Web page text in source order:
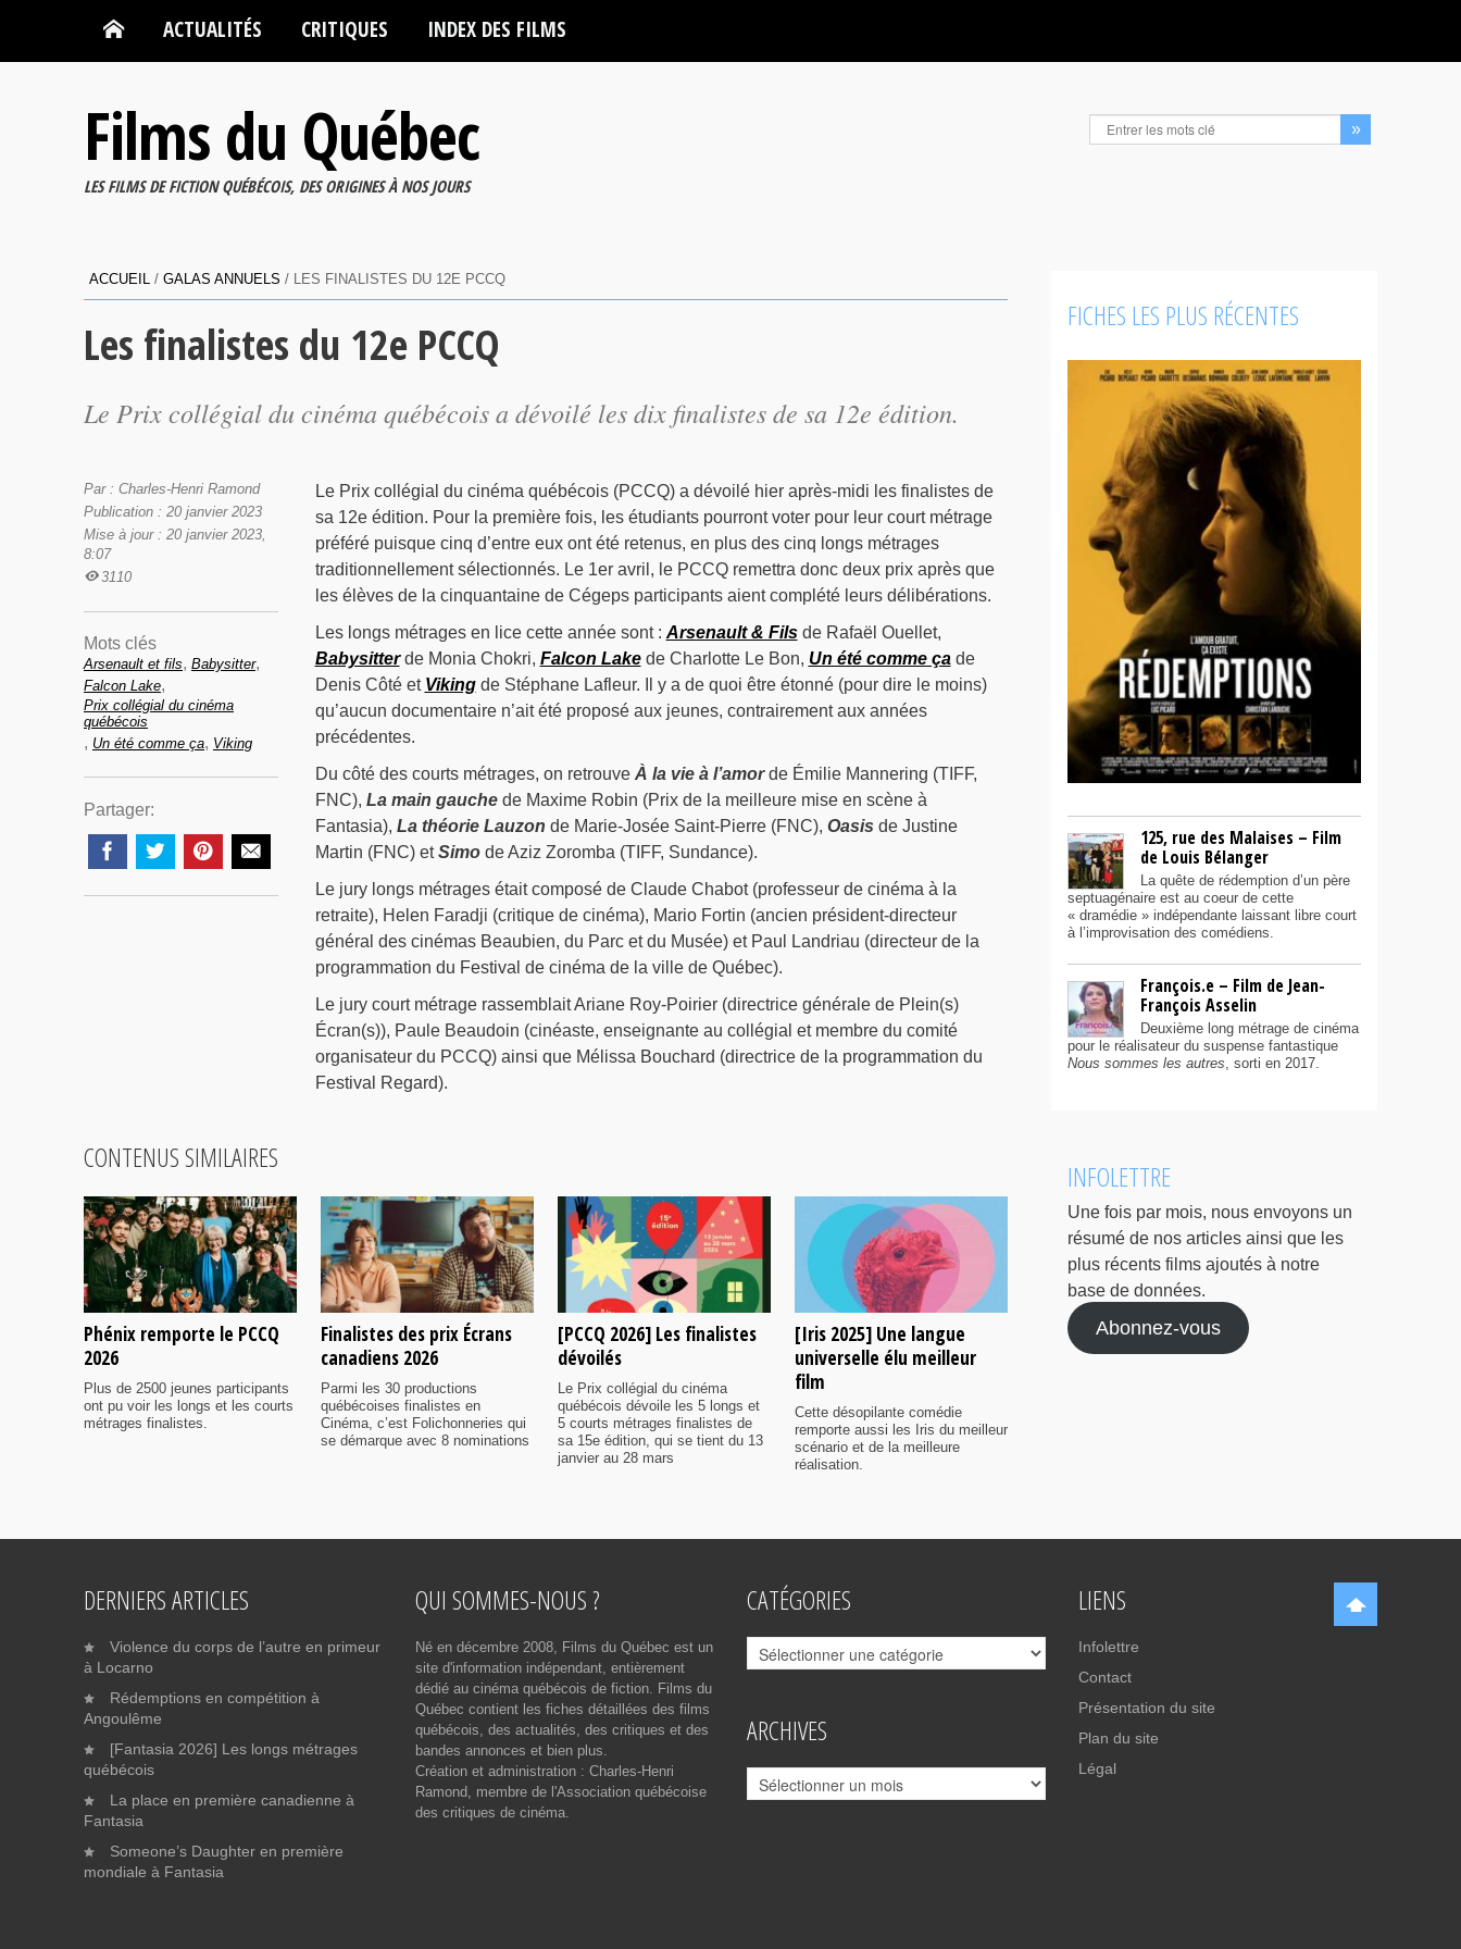
ACTUALITÉS CRITIQUES INDEX DES FILMS
Films du Québec
LES FILMS DE FICTION QUÉBÉCOIS, DES ORIGINES À NOS JOURS
ACCUEIL / GALAS ANNUELS / LES FINALISTES DU 12E PCCQ
Les finalistes du 12e PCCQ
Le Prix collégial du cinéma québécois a dévoilé les dix finalistes de sa 12e édition.
Le Prix collégial du cinéma québécois (PCCQ) a dévoilé hier après-midi les finalistes de
sa 12e édition. Pour la première fois, les étudiants pourront voter pour leur court métrage
préféré puisque cinq d’entre eux ont été retenus, en plus des cinq longs métrages
traditionnellement sélectionnés. Le 1er avril, le PCCQ remettra donc deux prix après que
les élèves de la cinquantaine de Cégeps participants aient complété leurs délibérations.
Les longs métrages en lice cette année sont : Arsenault & Filsde Rafaël Ouellet,
Babysitterde Monia Chokri, Falcon Lakede Charlotte Le Bon, Un été comme çade
Denis Côté et Vikingde Stéphane Lafleur. Il y a de quoi être étonné (pour dire le moins)
qu’aucun documentaire n’ait été proposé aux jeunes, contrairement aux années
précédentes.
Du côté des courts métrages, on retrouve À la vie à l’amorde Émilie Mannering (TIFF,
FNC), La main gauchede Maxime Robin (Prix de la meilleure mise en scène à
Fantasia), La théorie Lauzon de Marie-Josée Saint-Pierre (FNC), Oasis de Justine
Martin (FNC) etSimode Aziz Zoromba (TIFF, Sundance).
Le jury longs métrages était composé de Claude Chabot (professeur de cinéma à la
retraite), Helen Faradji (critique de cinéma), Mario Fortin (ancien président-directeur
général des cinémas Beaubien, du Parc et du Musée) et Paul Landriau (directeur de la
programmation du Festival de cinéma de la ville de Québec).
Le jury court métrage rassemblait Ariane Roy-Poirier (directrice générale de Plein(s)
Écran(s)), Paule Beaudoin (cinéaste, enseignante au collégial et membre du comité
organisateur du PCCQ) ainsi que Mélissa Bouchard (directrice de la programmation du
Festival Regard).
Par : Charles-Henri Ramond
Publication : 20 janvier 2023
Mise à jour : 20 janvier 2023,
8:07
3110
Mots clés
Arsenault et fils, Babysitter,
Falcon Lake,
Prix collégial du cinéma
québécois
, Un été comme ça, Viking
Partager:
CONTENUS SIMILAIRES
Phénix remporte le PCCQ
2026
Plus de 2500 jeunes participants
ont pu voir les longs et les courts
métrages finalistes.
Finalistes des prix Écrans
canadiens 2026
Parmi les 30 productions
québécoises finalistes en
Cinéma, c’est Folichonneries qui
se démarque avec 8 nominations
[PCCQ 2026] Les finalistes
dévoilés
Le Prix collégial du cinéma
québécois dévoile les 5 longs et
5 courts métrages finalistes de
sa 15e édition, qui se tient du 13
janvier au 28 mars
[Iris 2025] Une langue
universelle élu meilleur
film
Cette désopilante comédie
remporte aussi les Iris du meilleur
scénario et de la meilleure
réalisation.
FICHES LES PLUS RÉCENTES
125, rue des Malaises – Film
de Louis Bélanger
La quête de rédemption d’un père
septuagénaire est au coeur de cette
« dramédie » indépendante laissant libre court
à l’improvisation des comédiens.
François.e – Film de Jean-
François Asselin
Deuxième long métrage de cinéma
pour le réalisateur du suspense fantastique
Nous sommes les autres, sorti en 2017.
INFOLETTRE
Une fois par mois, nous envoyons un
résumé de nos articles ainsi que les
plus récents films ajoutés à notre
base de données.
Abonnez-vous
DERNIERS ARTICLES
Violence du corps de l’autre en primeur
à Locarno
Rédemptions en compétition à
Angoulême
[Fantasia 2026] Les longs métrages
québécois
La place en première canadienne à
Fantasia
Someone’s Daughter en première
mondiale à Fantasia
QUI SOMMES-NOUS ?
Né en décembre 2008, Films du Québec est un
site d'information indépendant, entièrement
dédié au cinéma québécois de fiction. Films du
Québec contient les fiches détaillées des films
québécois, des actualités, des critiques et des
bandes annonces et bien plus.
Création et administration : Charles-Henri
Ramond, membre de l'Association québécoise
des critiques de cinéma.
CATÉGORIES
Catégories
ARCHIVES
Archives
LIENS
Infolettre
Contact
Présentation du site
Plan du site
Légal